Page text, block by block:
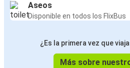
Aseos
Disponible en todos los FlixBus
¿Es la primera vez que
Más sobre